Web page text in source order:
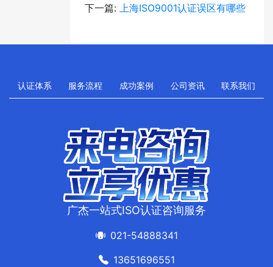
下一篇: 上海ISO9001认证误区有哪些
认证体系 服务流程 成功案例 公司资讯 联系我们
广杰一站式ISO认证咨询服务
021-54888341
13651696551